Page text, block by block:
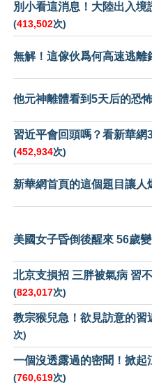
別小看這消息！大陸出入境
(413,502次)
無解！這傢伙爲何高速逃離
他元神離體看到5天后的恐
習近平會回頭嗎？看新華網
(452,934次)
新華網首頁的這個題目讓人
美國女子昏倒後醒來 56歲
北京支損招 三胖被氣病 習
(823,017次)
教宗猴兒急！欲見訪意的習
次)
一個沒透露過的密聞！掀起
(760,619次)